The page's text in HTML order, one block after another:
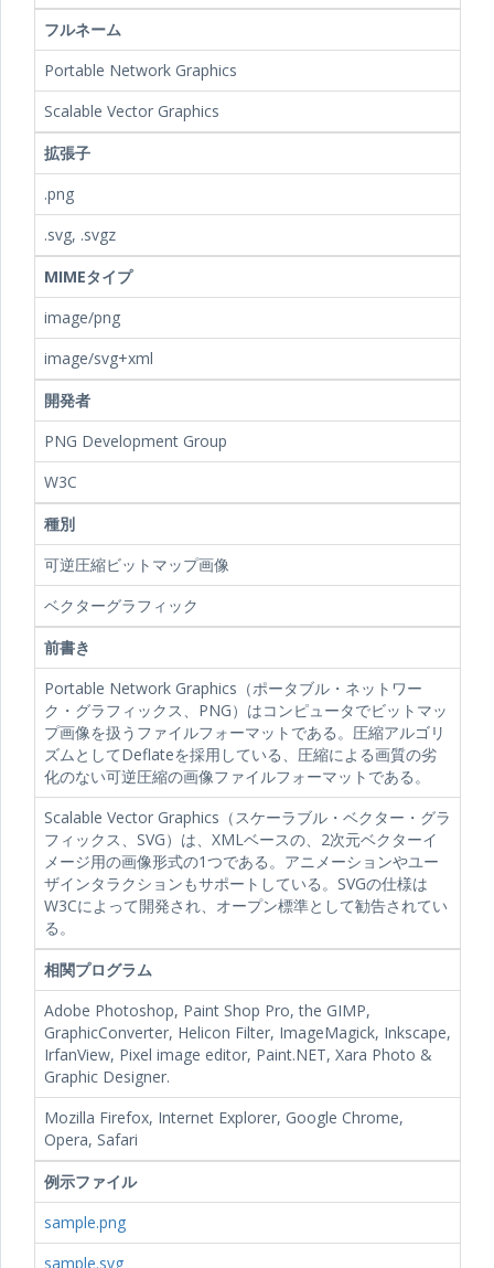
フルネーム
Portable Network Graphics
Scalable Vector Graphics
拡張子
.png
.svg, .svgz
MIMEタイプ
image/png
image/svg+xml
開発者
PNG Development Group
W3C
種別
可逆圧縮ビットマップ画像
ベクターグラフィック
前書き
Portable Network Graphics（ポータブル・ネットワー
ク・グラフィックス、PNG）はコンピュータでビットマッ
プ画像を扱うファイルフォーマットである。圧縮アルゴリ
ズムとしてDeflateを採用している、圧縮による画質の劣
化のない可逆圧縮の画像ファイルフォーマットである。
Scalable Vector Graphics（スケーラブル・ベクター・グラ
フィックス、SVG）は、XMLベースの、2次元ベクターイ
メージ用の画像形式の1つである。アニメーションやユー
ザインタラクションもサポートしている。SVGの仕様は
W3Cによって開発され、オープン標準として勧告されてい
る。
相関プログラム
Adobe Photoshop, Paint Shop Pro, the GIMP,
GraphicConverter, Helicon Filter, ImageMagick, Inkscape,
IrfanView, Pixel image editor, Paint.NET, Xara Photo &
Graphic Designer.
Mozilla Firefox, Internet Explorer, Google Chrome,
Opera, Safari
例示ファイル
sample.png
sample.svg